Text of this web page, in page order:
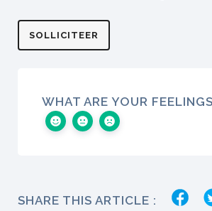
SOLLICITEER
WHAT ARE YOUR FEELINGS
SHARE THIS ARTICLE :